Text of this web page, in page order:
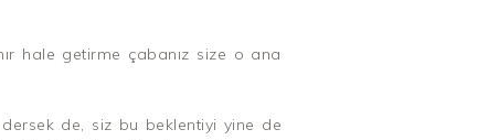
hale getirme çabanız size o ana
dersek de, siz bu beklentiyi yine de